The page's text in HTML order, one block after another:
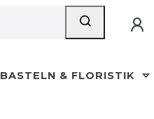
BASTELN & FLORISTIK